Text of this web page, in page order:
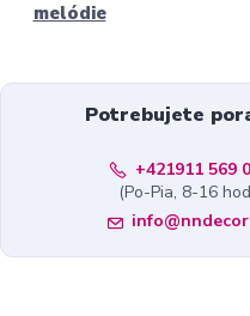
melódie
Potrebujete
+421911 569
(Po-Pia, 8-16